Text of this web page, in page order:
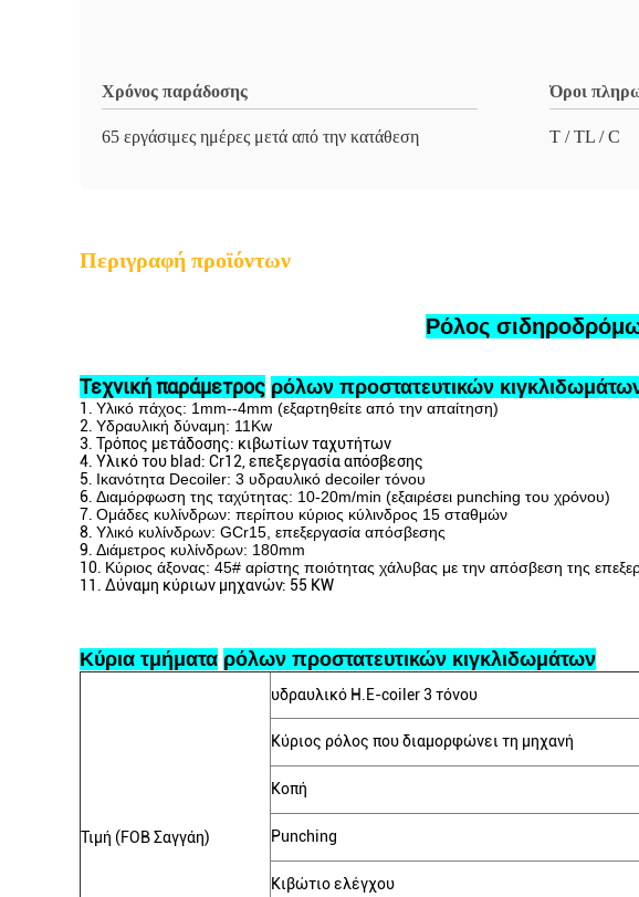
Χρόνος παράδοσης
65 εργάσιμες ημέρες μετά από την κατάθεση
Όροι
Τ / TL / C
Περιγραφή προϊόντων
Ρόλος
Τεχνική παράμετρος ρόλων προστατευτικών
1. Υλικό πάχος: 1mm--4mm (εξαρτηθείτε από την απαίτηση)
2. Υδραυλική δύναμη: 11Kw
3. Τρόπος μετάδοσης: κιβωτίων ταχυτήτων
4. Υλικό του blad: Cr12, επεξεργασία απόσβεσης
5. Ικανότητα Decoiler: 3 υδραυλικό decoiler τόνου
6. Διαμόρφωση της ταχύτητας: 10-20m/min (εξαιρέσει punching του χρόνου)
7. Ομάδες κυλίνδρων: περίπου κύριος κύλινδρος 15 σταθμών
8. Υλικό κυλίνδρων: GCr15, επεξεργασία απόσβεσης
9. Διάμετρος κυλίνδρων: 180mm
10. Κύριος άξονας: 45# αρίστης ποιότητας χάλυβας με την απόσβεση της
11. Δύναμη κύριων μηχανών: 55 KW
Κύρια τμήματα ρόλων προστατευτικών κιγκλιδωμάτων
Τιμή (FOB Σαγγάη)
υδραυλικό Η.Ε-coiler 3 τόνου
Κύριος ρόλος που διαμορφώνει τη μηχανή
Κοπή
Punching
Κιβώτιο ελέγχου